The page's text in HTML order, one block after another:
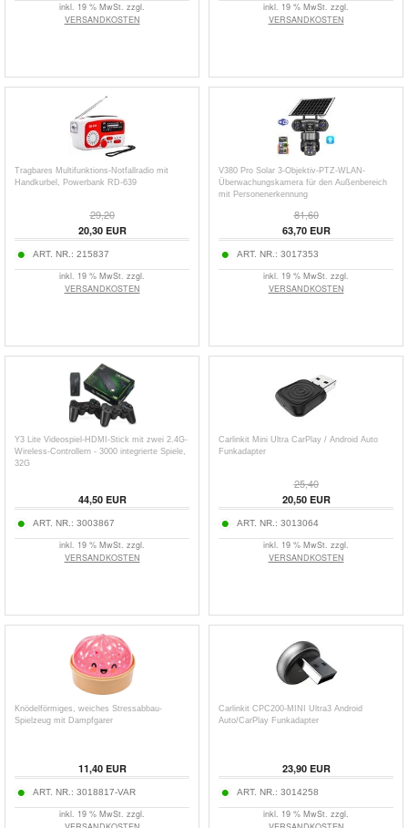
inkl. 19 % MwSt. zzgl.
VERSANDKOSTEN
inkl. 19 % MwSt. zzgl.
VERSANDKOSTEN
Tragbares Multifunktions-Notfallradio mit
Handkurbel, Powerbank RD-639
29,20
20,30EUR
ART. NR.: 215837
inkl. 19 % MwSt. zzgl.
VERSANDKOSTEN
V380 Pro Solar 3-Objektiv-PTZ-WLAN-
Überwachungskamera für den Außenbereich
mit Personenerkennung
81,60
63,70EUR
ART. NR.: 3017353
inkl. 19 % MwSt. zzgl.
VERSANDKOSTEN
Y3 Lite Videospiel-HDMI-Stick mit zwei 2.4G-
Wireless-Controllern - 3000 integrierte Spiele,
32G
44,50EUR
ART. NR.: 3003867
inkl. 19 % MwSt. zzgl.
VERSANDKOSTEN
Carlinkit Mini Ultra CarPlay / Android Auto
Funkadapter
25,40
20,50EUR
ART. NR.: 3013064
inkl. 19 % MwSt. zzgl.
VERSANDKOSTEN
Knödelförmiges, weiches Stressabbau-
Spielzeug mit Dampfgarer
11,40EUR
ART. NR.: 3018817-VAR
inkl. 19 % MwSt. zzgl.
Carlinkit CPC200-MINI Ultra3 Android
Auto/CarPlay Funkadapter
23,90EUR
ART. NR.: 3014258
inkl. 19 % MwSt. zzgl.